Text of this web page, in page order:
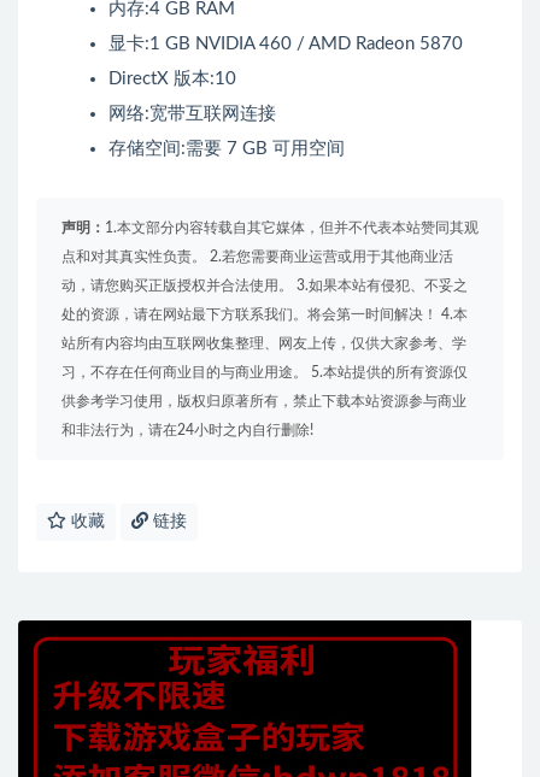
内存:4 GB RAM
显卡:1 GB NVIDIA 460 / AMD Radeon 5870
DirectX 版本:10
网络:宽带互联网连接
存储空间:需要 7 GB 可用空间
声明： 1.本文部分内容转载自其它媒体，但并不代表本站赞同其观
点和对其真实性负责。 2.若您需要商业运营或用于其他商业活
动，请您购买正版授权并合法使用。 3.如果本站有侵犯、不妥之
处的资源，请在网站最下方联系我们。将会第一时间解决！ 4.本
站所有内容均由互联网收集整理、网友上传，仅供大家参考、学
习，不存在任何商业目的与商业用途。 5.本站提供的所有资源仅
供参考学习使用，版权归原著所有，禁止下载本站资源参与商业
和非法行为，请在24小时之内自行删除!
收藏 链接